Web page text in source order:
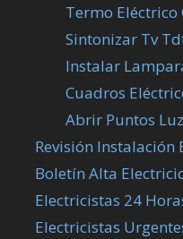
Termo Eléctrico
Sintonizar Tv
Instalar
Cuadros
Abrir Puntos Luz
Revisión Instalación
Boletín Alta
Electricistas 24
Electricistas